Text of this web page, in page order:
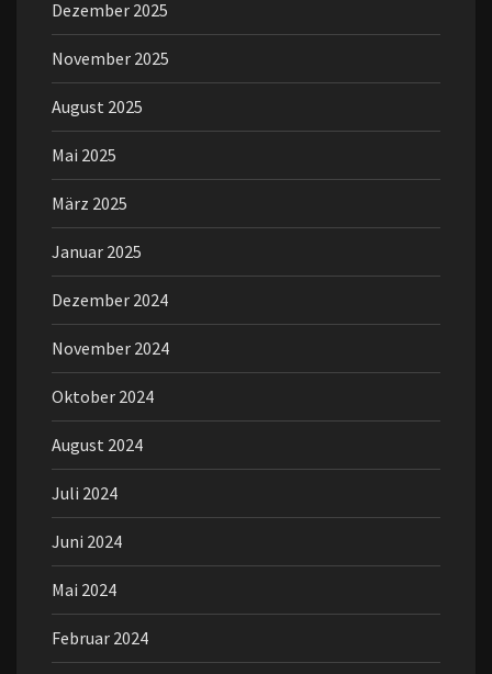
Dezember 2025
November 2025
August 2025
Mai 2025
März 2025
Januar 2025
Dezember 2024
November 2024
Oktober 2024
August 2024
Juli 2024
Juni 2024
Mai 2024
Februar 2024